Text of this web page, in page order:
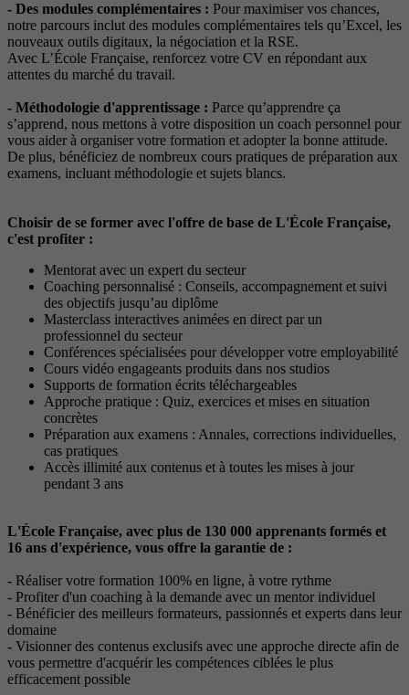
- Des modules complémentaires : Pour maximiser vos chances,
notre parcours inclut des modules complémentaires tels qu’Excel, les
nouveaux outils digitaux, la négociation et la RSE.
Avec L’École Française, renforcez votre CV en répondant aux
attentes du marché du travail.
- Méthodologie d'apprentissage : Parce qu’apprendre ça
s’apprend, nous mettons à votre disposition un coach personnel pour
vous aider à organiser votre formation et adopter la bonne attitude.
De plus, bénéficiez de nombreux cours pratiques de préparation aux
examens, incluant méthodologie et sujets blancs.
Choisir de se former avec l'offre de base de L'École Française,
c'est profiter :
Mentorat avec un expert du secteur
Coaching personnalisé : Conseils, accompagnement et suivi
des objectifs jusqu’au diplôme
Masterclass interactives animées en direct par un
professionnel du secteur
Conférences spécialisées pour développer votre employabilité
Cours vidéo engageants produits dans nos studios
Supports de formation écrits téléchargeables
Approche pratique : Quiz, exercices et mises en situation
concrètes
Préparation aux examens : Annales, corrections individuelles,
cas pratiques
Accès illimité aux contenus et à toutes les mises à jour
pendant 3 ans
L'École Française, avec plus de 130 000 apprenants formés et
16 ans d'expérience, vous offre la garantie de :
- Réaliser votre formation 100% en ligne, à votre rythme
- Profiter d'un coaching à la demande avec un mentor individuel
- Bénéficier des meilleurs formateurs, passionnés et experts dans leur
domaine
- Visionner des contenus exclusifs avec une approche directe afin de
vous permettre d'acquérir les compétences ciblées le plus
efficacement possible